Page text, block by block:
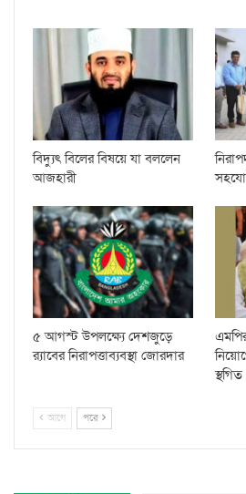
বিদ্যুৎ বিলের বিষয়ে যা বললেন
আজহারী
৫ আগস্ট উপলক্ষ্যে দেশজুড়ে
র‌্যাবের নিরাপত্তাব্যবস্থা জোরদার
স্থগিত
আগে পরে